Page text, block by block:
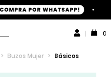
0
> Buzos Mujer > Básicos